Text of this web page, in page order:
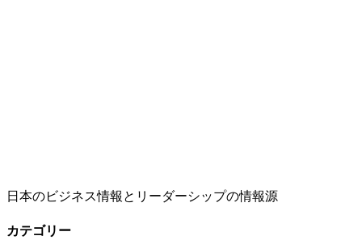
日本のビジネス情報とリーダーシップの情報源
カテゴリー